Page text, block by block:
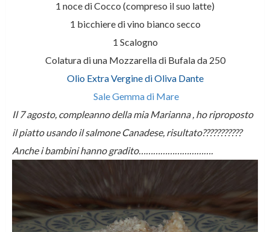
1 noce di Cocco (compreso il suo latte)
1 bicchiere di vino bianco secco
1 Scalogno
Colatura di una Mozzarella di Bufala da 250
Olio Extra Vergine di Oliva Dante
Sale Gemma di Mare
Il 7 agosto, compleanno della mia Marianna , ho riproposto
il piatto usando il salmone Canadese, risultato???????????
Anche i bambini hanno gradito………………………….